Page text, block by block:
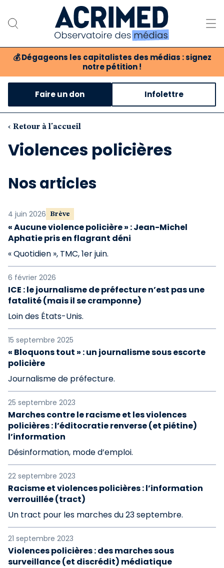
💰 Dégageons les capitalistes des médias : signez
notre pétition !
Notre association
Notre critique des médias
Nos propositions
Notre revue
Boutique
Faire un don Infolettre
‹ Retour à l'accueil
Violences policières
Nos articles
4 juin 2026 Brève
« Aucune violence policière » : Jean-Michel
Aphatie pris en flagrant déni
« Quotidien », TMC, 1er juin.
6 février 2026
ICE : le journalisme de préfecture n’est pas une
fatalité (mais il se cramponne)
Loin des États-Unis.
15 septembre 2025
« Bloquons tout » : un journalisme sous escorte
policière
Journalisme de préfecture.
25 septembre 2023
Marches contre le racisme et les violences
policières : l’éditocratie renverse (et piétine)
l’information
Désinformation, mode d’emploi.
22 septembre 2023
Racisme et violences policières : l’information
verrouillée (tract)
Un tract pour les marches du 23 septembre.
21 septembre 2023
Violences policières : des marches sous
surveillance (et discrédit) médiatique